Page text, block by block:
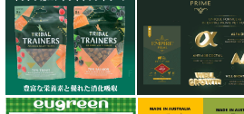
獣医さん推奨シリーズ
シルクフル SILKFULL
ジーランディア Zealandia